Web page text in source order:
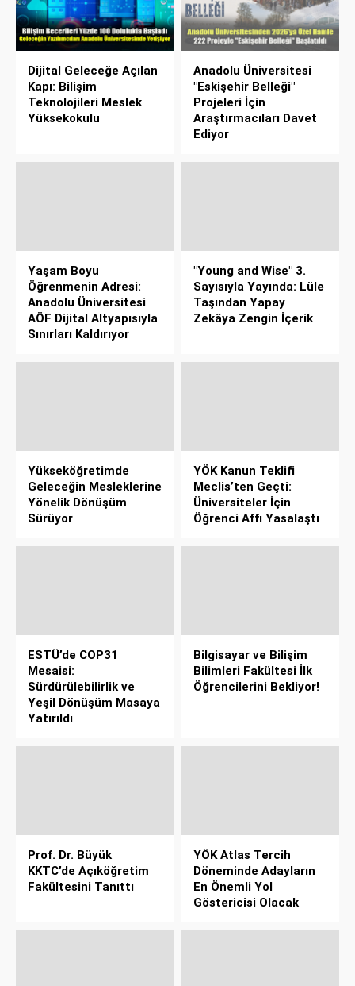
Dijital Geleceğe Açılan
Kapı: Bilişim
Teknolojileri Meslek
Yüksekokulu
Anadolu Üniversitesi
"Eskişehir Belleği"
Projeleri İçin
Araştırmacıları Davet
Ediyor
Yaşam Boyu
Öğrenmenin Adresi:
Anadolu Üniversitesi
AÖF Dijital Altyapısıyla
Sınırları Kaldırıyor
"Young and Wise" 3.
Sayısıyla Yayında: Lüle
Taşından Yapay
Zekâya Zengin İçerik
Yükseköğretimde
Geleceğin Mesleklerine
Yönelik Dönüşüm
Sürüyor
YÖK Kanun Teklifi
Meclis’ten Geçti:
Üniversiteler İçin
Öğrenci Affı Yasalaştı
ESTÜ’de COP31
Mesaisi:
Sürdürülebilirlik ve
Yeşil Dönüşüm Masaya
Yatırıldı
Bilgisayar ve Bilişim
Bilimleri Fakültesi İlk
Öğrencilerini Bekliyor!
Prof. Dr. Büyük
KKTC’de Açıköğretim
Fakültesini Tanıttı
YÖK Atlas Tercih
Döneminde Adayların
En Önemli Yol
Göstericisi Olacak